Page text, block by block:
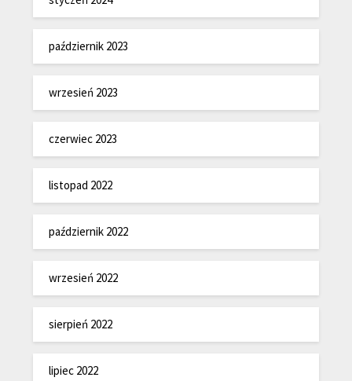
październik 2023
wrzesień 2023
czerwiec 2023
listopad 2022
październik 2022
wrzesień 2022
sierpień 2022
lipiec 2022